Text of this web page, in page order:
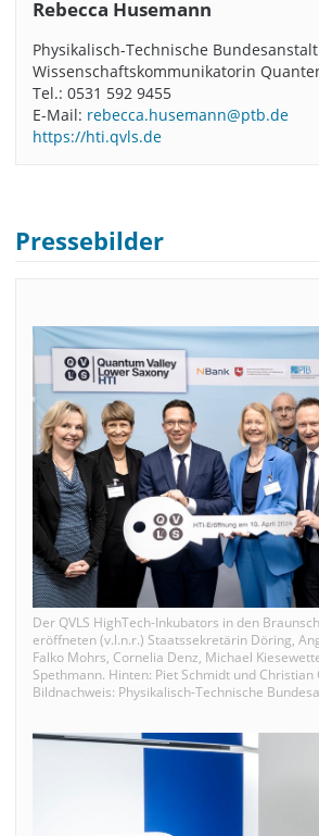
Rebecca Husemann
Physikalisch-Technische Bundesanstalt
Wissenschaftskommunikatorin
Tel.: 0531 592 9455
E-Mail: rebecca.husemann@ptb.de
https://hti.qvls.de
Pressebilder
Der QVLS HighTech-Inkubators in den
eröffneten (v.l.n.r.) Staatssekretärin Döring,
Falko Mohrs, Cornelia Denz, Michael
Spethmann. Hinten: Piet Schmidt und Christian
Bildnachweis: Physikalisch-Technische